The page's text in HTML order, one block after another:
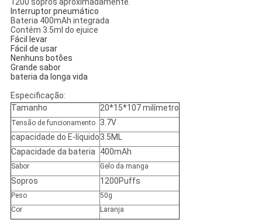
1200 sopros aproximadamente.
Interruptor pneumático
Bateria 400mAh integrada
Contém 3.5ml do ejuice
Fácil levar
Fácil de usar
Nenhuns botões
Grande sabor
bateria da longa vida
Especificação:
Tamanho
20*15*107 milímetro
Tensão de funcionamento
3.7V
capacidade do E-líquido3.5ML
Capacidade da bateria 400mAh
Sabor Gelo da manga
Sopros 1200Puffs
Peso
50g
Cor
Laranja